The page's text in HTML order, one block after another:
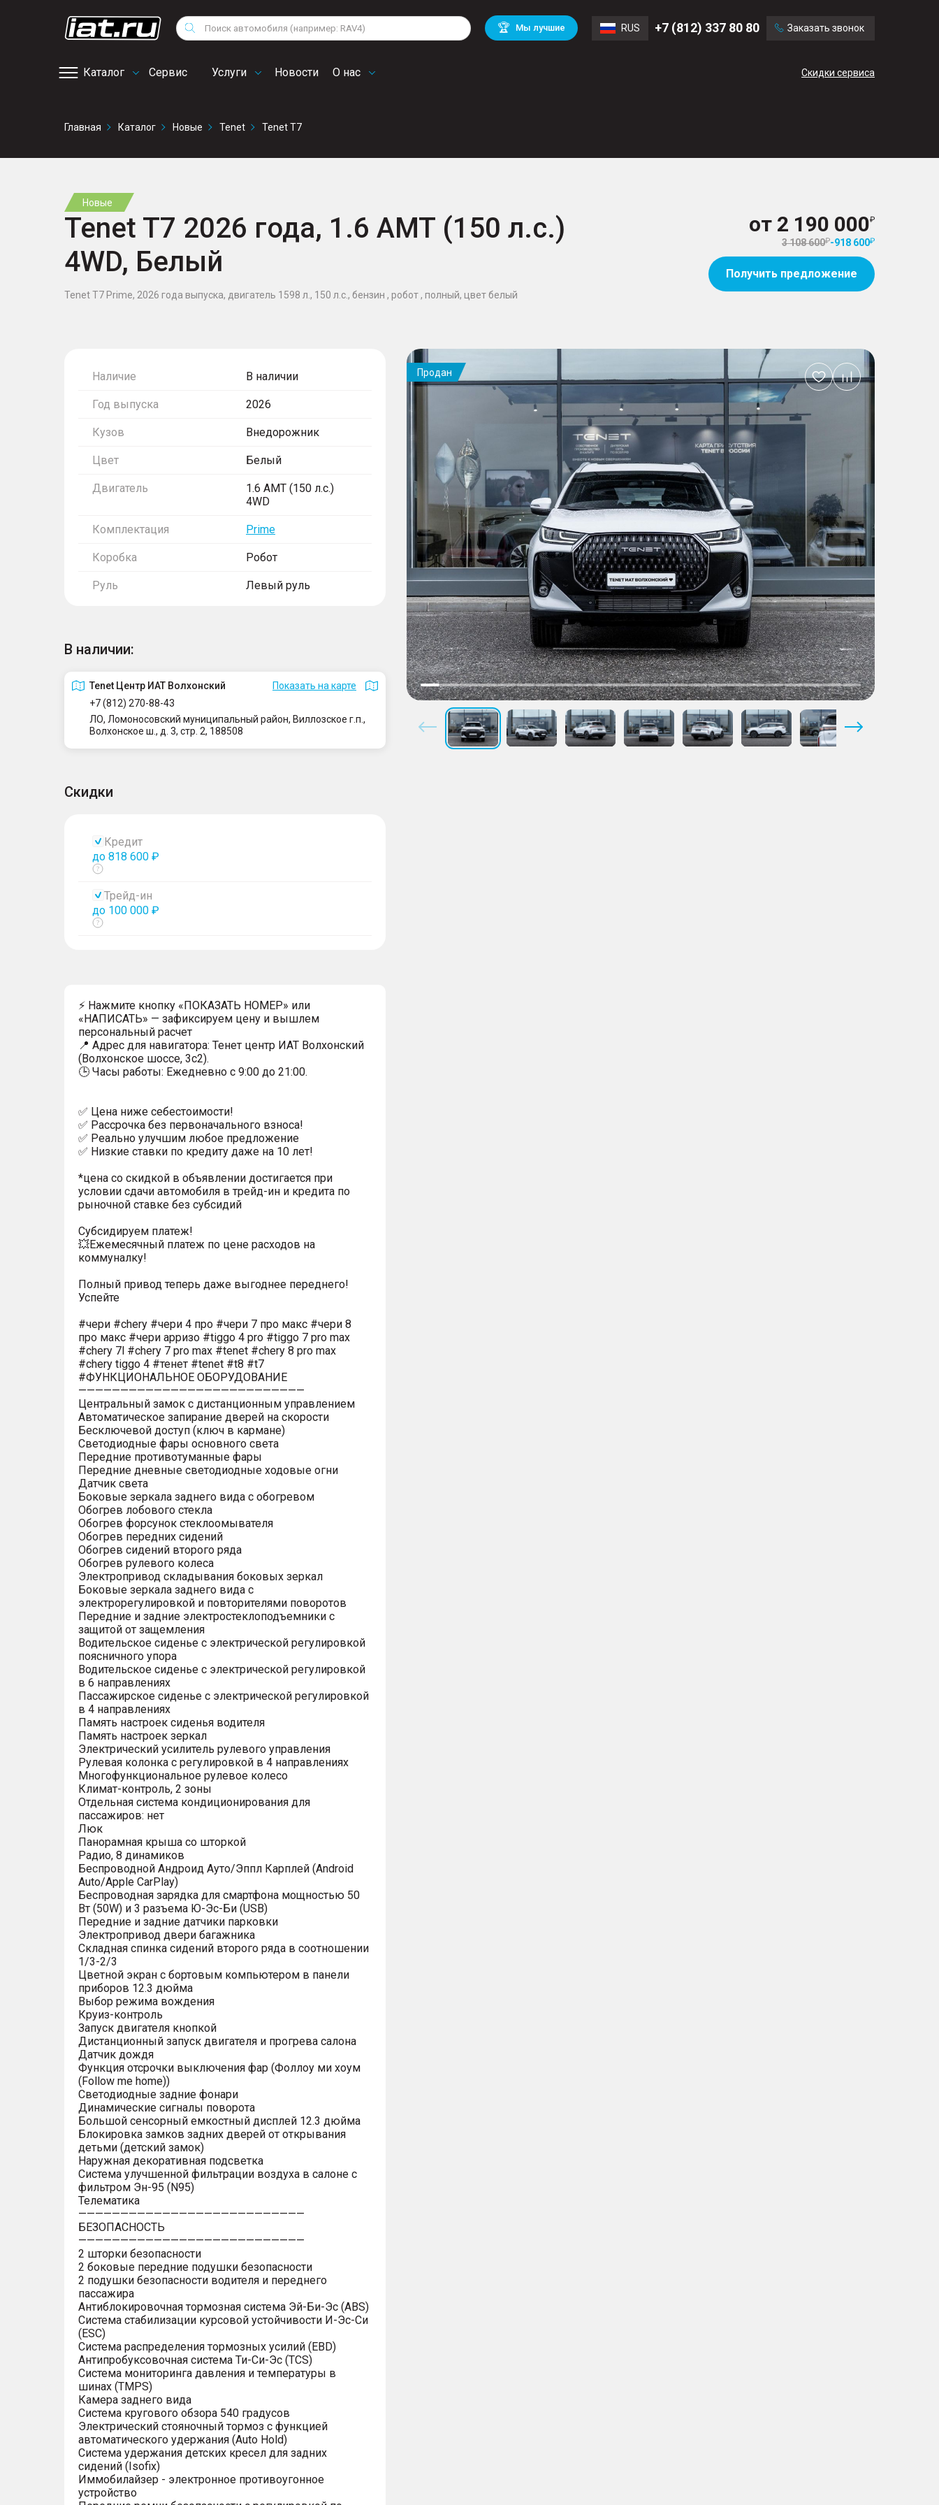
Поиск 🏆 Мы лучшие RUS +7 (812) 337 80 80 Заказать звонок
Каталог Сервис
сервис
Услуги Новости О нас Скидки сервиса
Снегоходы
Квадроциклы
Volkswagen
Mitsubishi BMW
Audi
Chevrolet Mercedes Benz
Главная Каталог Новые Tenet Tenet T7
Новые
Tenet T7 2026 года, 1.6 AMT (150 л.с.)
4WD, Белый
Tenet T7 Prime, 2026 года выпуска, двигатель 1598 л., 150 л.с., бензин , робот , полный, цвет белый
от 2 190 000
3 108 600 -918 600
Получить предложение
Наличие В наличии
Год выпуска 2026
Кузов Внедорожник
Цвет Белый
Двигатель
1.6 AMT (150 л.с.)
4WD
Комплектация Prime
Коробка Робот
Руль Левый руль
В наличии:
Tenet Центр ИАТ Волхонский
Показать на карте
+7 (812) 270-88-43
ЛО, Ломоносовский муниципальный район, Виллозское г.п.,
Волхонское ш., д. 3, стр. 2, 188508
Скидки
Кредит
до 818 600 ₽
Показать
Трейд-ин
до 100 000 ₽
Показать
⚡ Нажмите кнопку «ПОКАЗАТЬ НОМЕР» или
«НАПИСАТЬ» — зафиксируем цену и вышлем
персональный расчет
📍 Адрес для навигатора: Тенет центр ИАТ Волхонский
(Волхонское шоссе, 3с2).
🕒 Часы работы: Ежедневно с 9:00 до 21:00.
✅ Цена ниже себестоимости!
✅ Рассрочка без первоначального взноса!
✅ Реально улучшим любое предложение
✅ Низкие ставки по кредиту даже на 10 лет!
*цена со скидкой в объявлении достигается при
условии сдачи автомобиля в трейд-ин и кредита по
рыночной ставке без субсидий
Субсидируем платеж!
💥Ежемесячный платеж по цене расходов на
коммуналку!
Полный привод теперь даже выгоднее переднего!
Успейте
#чери #chery #чери 4 про #чери 7 про макс #чери 8
про макс #чери арризо #tiggo 4 pro #tiggo 7 pro max
#chery 7l #chery 7 pro max #tenet #chery 8 pro max
#chery tiggo 4 #тенет #tenet #t8 #t7
#ФУНКЦИОНАЛЬНОЕ ОБОРУДОВАНИЕ
———————————————————————————
Центральный замок с дистанционным управлением
Автоматическое запирание дверей на скорости
Бесключевой доступ (ключ в кармане)
Светодиодные фары основного света
Передние противотуманные фары
Передние дневные светодиодные ходовые огни
Датчик света
Боковые зеркала заднего вида с обогревом
Обогрев лобового стекла
Обогрев форсунок стеклоомывателя
Обогрев передних сидений
Обогрев сидений второго ряда
Обогрев рулевого колеса
Электропривод складывания боковых зеркал
Боковые зеркала заднего вида с
электрорегулировкой и повторителями поворотов
Передние и задние электростеклоподъемники с
защитой от защемления
Водительское сиденье с электрической регулировкой
поясничного упора
Водительское сиденье с электрической регулировкой
в 6 направлениях
Пассажирское сиденье с электрической регулировкой
в 4 направлениях
Память настроек сиденья водителя
Память настроек зеркал
Электрический усилитель рулевого управления
Рулевая колонка с регулировкой в 4 направлениях
Многофункциональное рулевое колесо
Климат-контроль, 2 зоны
Отдельная система кондиционирования для
пассажиров: нет
Люк
Панорамная крыша со шторкой
Радио, 8 динамиков
Беспроводной Андроид Ауто/Эппл Карплей (Android
Auto/Apple CarPlay)
Беспроводная зарядка для смартфона мощностью 50
Вт (50W) и 3 разъема Ю-Эс-Би (USB)
Передние и задние датчики парковки
Электропривод двери багажника
Складная спинка сидений второго ряда в соотношении
1/3-2/3
Цветной экран с бортовым компьютером в панели
приборов 12.3 дюйма
Выбор режима вождения
Круиз-контроль
Запуск двигателя кнопкой
Дистанционный запуск двигателя и прогрева салона
Датчик дождя
Функция отсрочки выключения фар (Фоллоу ми хоум
(Follow me home))
Светодиодные задние фонари
Динамические сигналы поворота
Большой сенсорный емкостный дисплей 12.3 дюйма
Блокировка замков задних дверей от открывания
детьми (детский замок)
Наружная декоративная подсветка
Система улучшенной фильтрации воздуха в салоне с
фильтром Эн-95 (N95)
Телематика
———————————————————————————
БЕЗОПАСНОСТЬ
———————————————————————————
2 шторки безопасности
2 боковые передние подушки безопасности
2 подушки безопасности водителя и переднего
пассажира
Антиблокировочная тормозная система Эй-Би-Эс (ABS)
Система стабилизации курсовой устойчивости И-Эс-Си
(ESC)
Система распределения тормозных усилий (EBD)
Антипробуксовочная система Ти-Си-Эс (TCS)
Система мониторинга давления и температуры в
шинах (TMPS)
Камера заднего вида
Система кругового обзора 540 градусов
Электрический стояночный тормоз с функцией
автоматического удержания (Auto Hold)
Система удержания детских кресел для задних
сидений (Isofix)
Иммобилайзер - электронное противоугонное
устройство
Продан
Добавить
в